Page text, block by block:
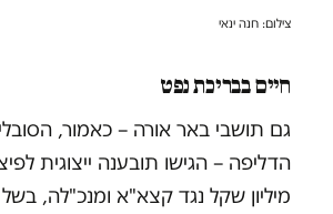
צילום: חנה ינאי
חיים בבריכת נפט
גם תושבי באר אורה – כאמור,
מיליון שקל נגד קצא"א ומנכ"לה,